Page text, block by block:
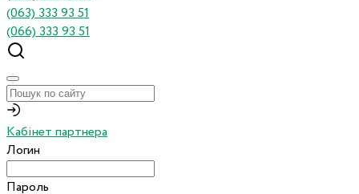
(063) 333 93 51
(066) 333 93 51
Кабінет партнера
Логин
Пароль